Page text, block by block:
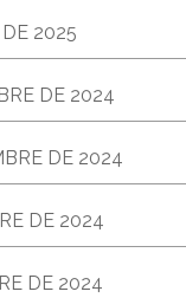
2025
DE 2024
DE 2024
DE 2024
DE 2024